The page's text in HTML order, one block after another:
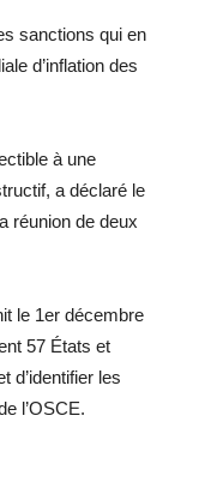
sanctions qui en
d’inflation des
à une
a déclaré le
réunion de deux
le 1er décembre
57 États et
d’identifier les
l’OSCE.